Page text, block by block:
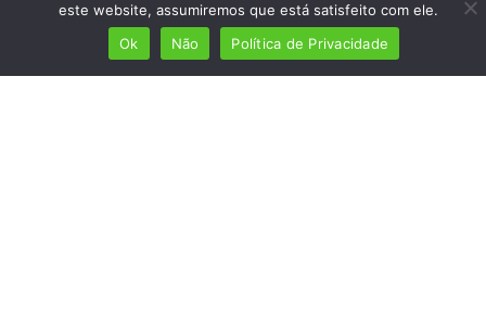
este website, assumiremos que está satisfeito com ele.
Ok
Não Política de Privacidade